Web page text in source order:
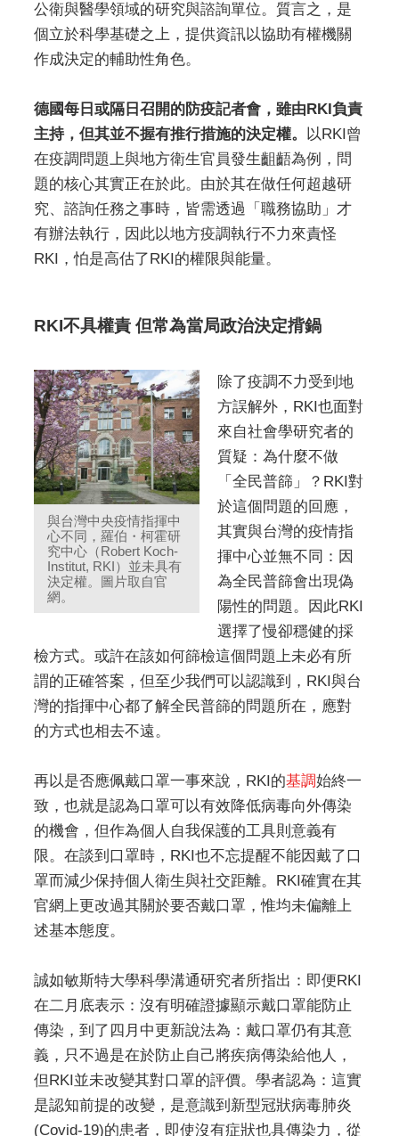
公衛與醫學領域的研究與諮詢單位。質言之，是
個立於科學基礎之上，提供資訊以協助有權機關
作成決定的輔助性角色。
德國每日或隔日召開的防疫記者會，雖由RKI負責
主持，但其並不握有推行措施的決定權。 以RKI曾
在疫調問題上與地方衛生官員發生齟齬為例，問
題的核心其實正在於此。由於其在做任何超越研
究、諮詢任務之事時，皆需透過「職務協助」才
有辦法執行，因此以地方疫調執行不力來責怪
RKI，怕是高估了RKI的權限與能量。
RKI不具權責 但常為當局政治決定揹鍋
與台灣中央疫情指揮中
心不同，羅伯・柯霍研
究中心（Robert Koch-
Institut, RKI）並未具有
決定權。圖片取自官
網。
除了疫調不力受到地
方誤解外，RKI也面對
來自社會學研究者的
質疑：為什麼不做
「全民普篩」？RKI對
於這個問題的回應，
其實與台灣的疫情指
揮中心並無不同：因
為全民普篩會出現偽
陽性的問題。因此RKI
選擇了慢卻穩健的採
檢方式。或許在該如何篩檢這個問題上未必有所
謂的正確答案，但至少我們可以認識到，RKI與台
灣的指揮中心都了解全民普篩的問題所在，應對
的方式也相去不遠。
再以是否應佩戴口罩一事來說，RKI的基調始終一
致，也就是認為口罩可以有效降低病毒向外傳染
的機會，但作為個人自我保護的工具則意義有
限。在談到口罩時，RKI也不忘提醒不能因戴了口
罩而減少保持個人衛生與社交距離。RKI確實在其
官網上更改過其關於要否戴口罩，惟均未偏離上
述基本態度。
誠如敏斯特大學科學溝通研究者所指出：即便RKI
在二月底表示：沒有明確證據顯示戴口罩能防止
傳染，到了四月中更新說法為：戴口罩仍有其意
義，只不過是在於防止自己將疾病傳染給他人，
但RKI並未改變其對口罩的評價。學者認為：這實
是認知前提的改變，是意識到新型冠狀病毒肺炎
(Covid-19)的患者，即使沒有症狀也具傳染力，從